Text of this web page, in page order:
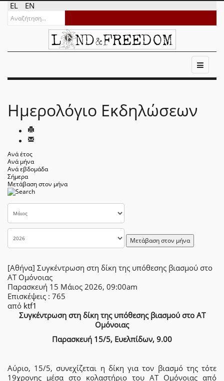
EL EN
Ημερολόγιο Εκδηλώσεων
Ανά έτος
Ανά μήνα
Ανά εβδομάδα
Σήμερα
Μετάβαση στον μήνα
Μετάβαση στον μήνα
[Αθήνα] Συγκέντρωση στη δίκη της υπόθεσης βιασμού στο
ΑΤ Ομόνοιας
Παρασκευή 15 Μάιος 2026, 09:00am
Επισκέψεις : 765
από ktf1
Συγκέντρωση στη δίκη της υπόθεσης βιασμού στο ΑΤ
Ομόνοιας
Παρασκευή 15/5, Ευελπίδων, 9.00
Αύριο, 15/5, συνεχίζεται η δίκη για τον βιασμό της τότε
19χρονης μέσα στο κολαστήριο του ΑΤ Ομόνοιας από